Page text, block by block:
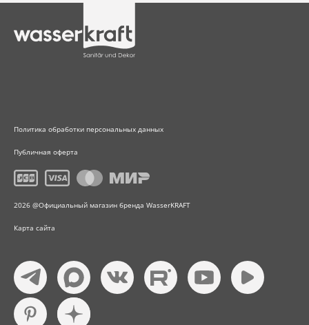
Политика обработки персональных данных
Публичная оферта
2026 @Официальный магазин бренда WasserKRAFT
Карта сайта